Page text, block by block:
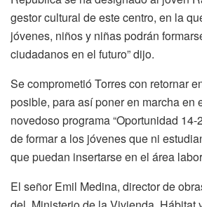
gestor cultural de este centro, en la
jóvenes, niños y niñas podrán
ciudadanos en el futuro” dijo.
Se comprometió Torres con retornar
posible, para así poner en marcha en
novedoso programa “Oportunidad 14-
de formar a los jóvenes que ni
que puedan insertarse en el área
El señor Emil Medina, director de